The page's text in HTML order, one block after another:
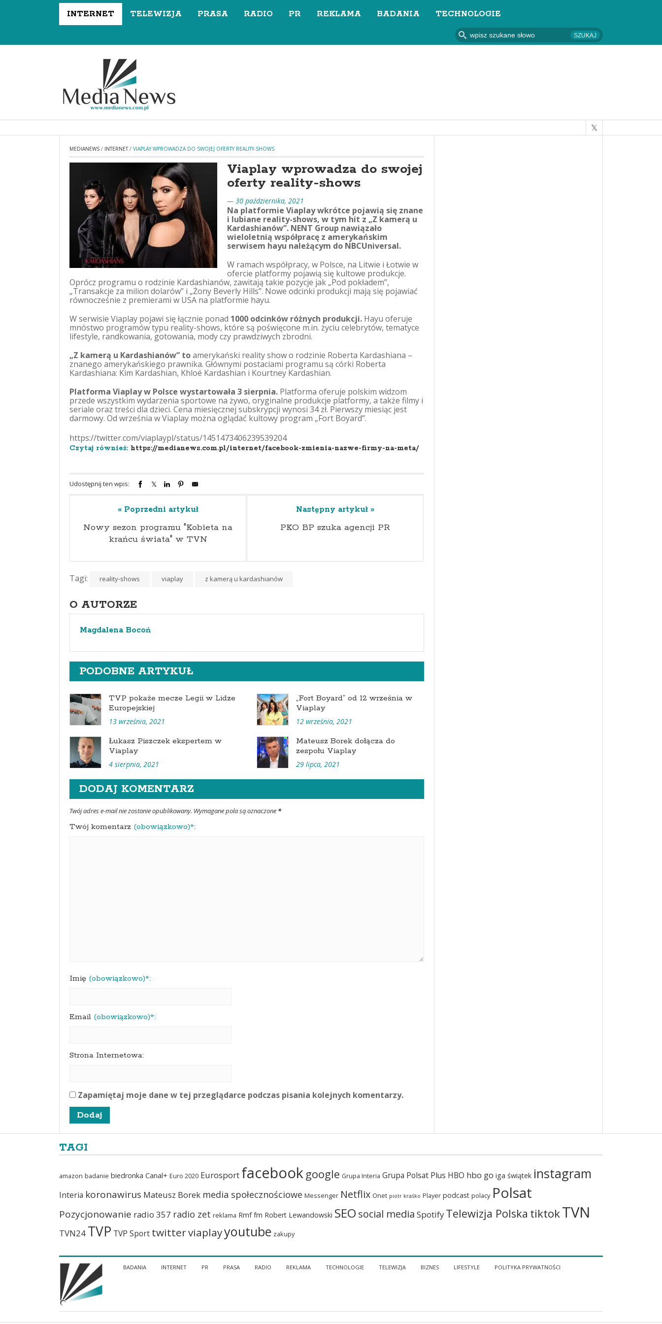
INTERNET TELEWIZJA PRASA RADIO PR REKLAMA BADANIA TECHNOLOGIE
MEDIANEWS / INTERNET/ VIAPLAY WPROWADZA DO SWOJEJ OFERTY REALITY-SHOWS
Viaplay wprowadza do swojej
oferty reality-shows
— 30 października, 2021
Na platformie Viaplay wkrótce pojawią się znane
i lubiane reality-shows, w tym hit z „Z kamerą u
Kardashianów”. NENT Group nawiązało
wieloletnią współpracę z amerykańskim
serwisem hayu należącym do NBCUniversal.
W ramach współpracy, w Polsce, na Litwie i Łotwie w
ofercie platformy pojawią się kultowe produkcje.
Oprócz programu o rodzinie Kardashianów, zawitają takie pozycje jak „Pod pokładem”,
„Transakcje za milion dolarów” i „Żony Beverly Hills”. Nowe odcinki produkcji mają się pojawiać
równocześnie z premierami w USA na platformie hayu.
W serwisie Viaplay pojawi się łącznie ponad 1000 odcinków różnych produkcji. Hayu oferuje
mnóstwo programów typu reality-shows, które są poświęcone m.in. życiu celebrytów, tematyce
lifestyle, randkowania, gotowania, mody czy prawdziwych zbrodni.
„Z kamerą u Kardashianów” toamerykański reality show o rodzinie Roberta Kardashiana –
znanego amerykańskiego prawnika. Głównymi postaciami programu są córki Roberta
Kardashiana: Kim Kardashian, Khloé Kardashian i Kourtney Kardashian.
Platforma Viaplay w Polsce wystartowała 3 sierpnia. Platforma oferuje polskim widzom
przede wszystkim wydarzenia sportowe na żywo, oryginalne produkcje platformy, a także filmy i
seriale oraz treści dla dzieci. Cena miesięcznej subskrypcji wynosi 34 zł. Pierwszy miesiąc jest
darmowy. Od września w Viaplay można oglądać kultowy program „Fort Boyard”.
https://twitter.com/viaplaypl/status/1451473406239539204
Czytaj również: https://medianews.com.pl/internet/facebook-zmienia-nazwe-firmy-na-meta/
Udostępnij ten wpis:
« Poprzedni artykuł
Nowy sezon programu "Kobieta na
krańcu świata" w TVN
Następny artykuł »
PKO BP szuka agencji PR
Tagi: reality-shows viaplay z kamerą u kardashianów
O AUTORZE
Magdalena Bocoń
PODOBNE ARTYKUŁ
TVP pokaże mecze Legii w Lidze
Europejskiej
13 września, 2021
„Fort Boyard” od 12 września w
Viaplay
12 września, 2021
Łukasz Piszczek ekspertem w
Viaplay
4 sierpnia, 2021
Mateusz Borek dołącza do
zespołu Viaplay
29 lipca, 2021
DODAJ KOMENTARZ
Twój adres e-mail nie zostanie opublikowany. Wymagane pola są oznaczone *
Twój komentarz (obowiązkowo)*:
Imię (obowiązkowo)*:
Email (obowiązkowo)*:
Strona Internetowa:
Zapamiętaj moje dane w tej przeglądarce podczas pisania kolejnych komentarzy.
TAGI
amazon badanie biedronka Canal+ Euro 2020 Eurosport facebook google Grupa Interia Grupa Polsat Plus HBO hbo go iga świątek instagram
Interia koronawirus Mateusz Borek media społecznościowe Messenger Netflix Onet piotr kraśko Player podcast polacy Polsat
Pozycjonowanie radio 357 radio zet reklama Rmf fm Robert Lewandowski SEO social media Spotify Telewizja Polska tiktokTVN
TVN24 TVP TVP Sport twitterviaplayyoutube zakupy
BADANIA INTERNET PR PRASA RADIO REKLAMA TECHNOLOGIE TELEWIZJA BIZNES LIFESTYLE POLITYKA PRYWATNOŚCI